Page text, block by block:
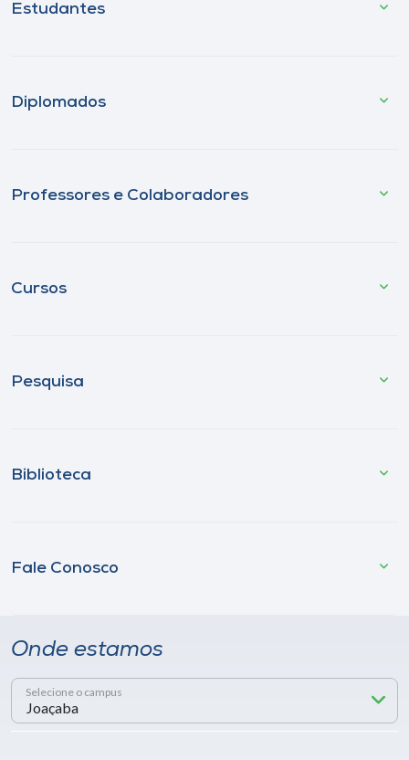
Estudantes
Diplomados
Professores e Colaboradores
Cursos
Pesquisa
Biblioteca
Fale Conosco
Onde estamos
Selecione o campus